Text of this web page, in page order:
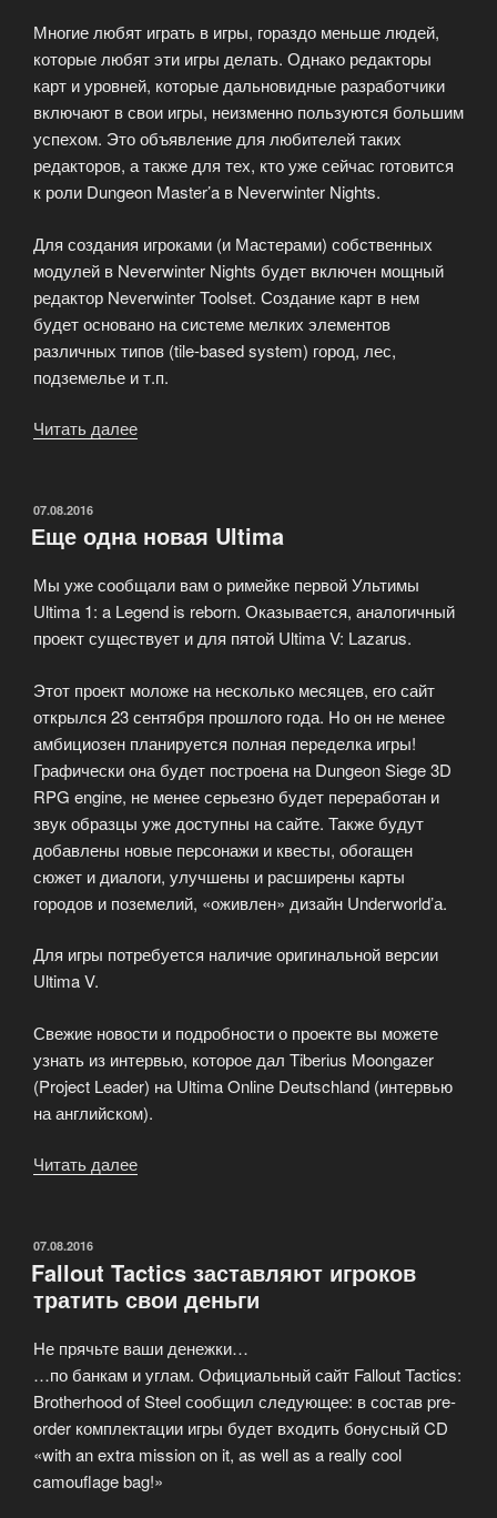
Drannor»
Многие любят играть в игры, гораздо меньше людей,
которые любят эти игры делать. Однако редакторы
карт и уровней, которые дальновидные разработчики
включают в свои игры, неизменно пользуются большим
успехом. Это объявление для любителей таких
редакторов, а также для тех, кто уже сейчас готовится
к роли Dungeon Master’a в Neverwinter Nights.
Для создания игроками (и Мастерами) собственных
модулей в Neverwinter Nights будет включен мощный
редактор Neverwinter Toolset. Создание карт в нем
будет основано на системе мелких элементов
различных типов (tile-based system) город, лес,
подземелье и т.п.
Читать далее
собственных
в
Neverwinter
Nights»
ОПУБЛИКОВАНО
07.08.2016
Еще одна новая Ultima
Мы уже сообщали вам о римейке первой Ультимы
Ultima 1: a Legend is reborn. Оказывается, аналогичный
проект существует и для пятой Ultima V: Lazarus.
Этот проект моложе на несколько месяцев, его сайт
открылся 23 сентября прошлого года. Но он не менее
амбициозен планируется полная переделка игры!
Графически она будет построена на Dungeon Siege 3D
RPG engine, не менее серьезно будет переработан и
звук образцы уже доступны на сайте. Также будут
добавлены новые персонажи и квесты, обогащен
сюжет и диалоги, улучшены и расширены карты
городов и поземелий, «оживлен» дизайн Underworld’а.
Для игры потребуется наличие оригинальной версии
Ultima V.
Свежие новости и подробности о проекте вы можете
узнать из интервью, которое дал Tiberius Moongazer
(Project Leader) на Ultima Online Deutschland (интервью
на английском).
Читать далее
ОПУБЛИКОВАНО
07.08.2016
Fallout Tactics заставляют игроков
тратить свои деньги
Не прячьте ваши денежки…
…по банкам и углам. Официальный сайт Fallout Tactics:
Brotherhood of Steel сообщил следующее: в состав pre-
order комплектации игры будет входить бонусный CD
«with an extra mission on it, as well as a really cool
camouflage bag!»